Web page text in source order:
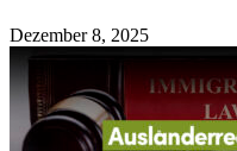
Dezember 8, 2025